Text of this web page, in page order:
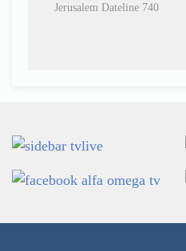
Jerusalem Dateline 740